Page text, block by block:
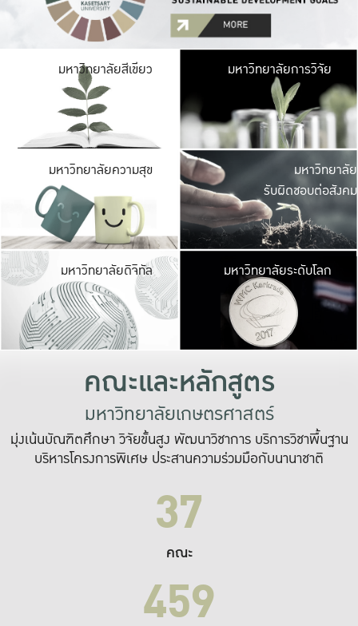
มหาวิทยาลัยสีเขียว มหาวิ
มีพื้นที่เขียวสดใส
เป็นป่าในเมือง เกษต
มหาวิทยาลัยการวิจัย
มหาวิทยาลัยความสุข มหาวิ
ค
เปิดประ
และพบเรื่องราวใ
มหาวิทยาลัย
รับผิดชอบต่อสังคม
มหาวิทยาลัยดิจิทัล มหาวิ
เปลี่ยนแปลง แล
เพื่อทำง
ระบบสารสนเทศ
มหาวิทยาลัยระดับโลก
คณะและหลักสูตร
มหาวิทยาลัยเกษตรศาสตร์
มุ่งเน้นบัณฑิตศึกษา วิจัยขั้นสูง พัฒนาวิชาการ บริการวิชาพื้นฐาน
บริหารโครงการพิเศษ ประสานความร่วมมือกับนานาชาติ
37
คณะ
459